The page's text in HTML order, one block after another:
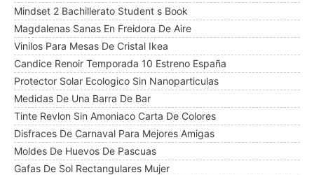
Mindset 2 Bachillerato Student s Book
Magdalenas Sanas En Freidora De Aire
Vinilos Para Mesas De Cristal Ikea
Candice Renoir Temporada 10 Estreno España
Protector Solar Ecologico Sin Nanoparticulas
Medidas De Una Barra De Bar
Tinte Revlon Sin Amoniaco Carta De Colores
Disfraces De Carnaval Para Mejores Amigas
Moldes De Huevos De Pascuas
Gafas De Sol Rectangulares Mujer